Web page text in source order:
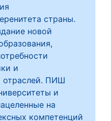
страны.
новой
и
отраслей. ПИШ
и
на
компетенций